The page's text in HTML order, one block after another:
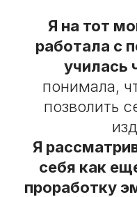
Я на тот
работала с
училась
понимала,
позволить
Я
себя как
проработку